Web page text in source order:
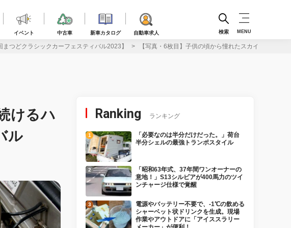
イベント 中古車 新車カタログ 自動車求人 検索 MENU
つどクラシックカーフェスティバル2023】 【写真・6枚目】子供の頃から憧れたスカイライン
けるハ
ル
Ranking ランキング
「必要なのは半分だけだった。」荷台
半分シェルの最強トランポスタイル
「昭和63年式、37年間ワンオーナーの
意地！」S13シルビアが400馬力のツイ
ンチャージ仕様で覚醒
電源やバッテリー不要で、-1℃の飲める
シャーベット状ドリンクを生成。現場
作業やアウトドアに「アイススラリー